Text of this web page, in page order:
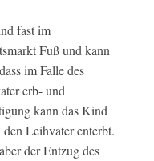
fast im
Fuß und kann
im Falle des
erb- und
kann das Kind
den Leihvater enterbt.
der Entzug des